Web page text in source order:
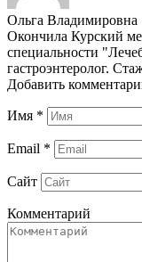
Ольга Владимировна
Окончила Курский
специальности
гастроэнтеролог.
Добавить
Имя *
Email *
Сайт
Комментарий